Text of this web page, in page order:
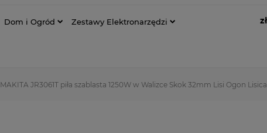
Dom i Ogród Zestawy Elektronarzędzi
MAKITA JR3061T piła szablasta 1250W w Walizce Skok 32mm Lisi Ogon Lisica